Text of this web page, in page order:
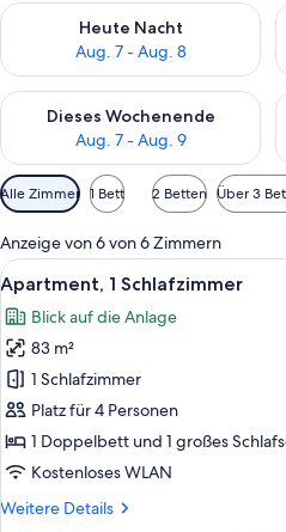
Heute Nacht
Aug. 7 - Aug. 8
Überprüfe die Verfügbarkeit für
Dieses Wochenende
Aug. 7 - Aug. 9
Überprüfe die Verfügbarkeit für
Verfügbare
Filter
für
Zimmer
Alle Zimmer 1 Bett 2 Betten Über 3
Anzeige von 6 von 6 Zimmern
Alle
Fotos
für
Apartment,
Schlafzimmer
anzeigen
10
Apartment, 1 Schlafzimmer
Blick auf die Anlage
83 m²
1 Schlafzimmer
Platz für 4 Personen
1 Doppelbett und 1 großes
Kostenloses WLAN
Weitere Details
Weitere